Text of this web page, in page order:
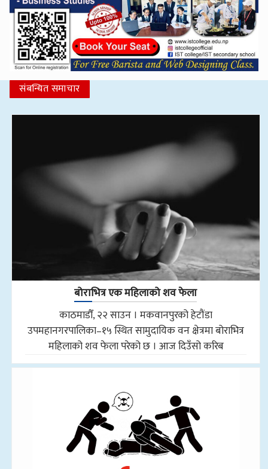
संबन्धित समाचार
बोराभित्र एक महिलाको शव फेला
काठमाडौँ, २२ साउन । मकवानपुरको हेटौंडा
उपमहानगरपालिका–१५ स्थित सामुदायिक वन क्षेत्रमा बोराभित्र
महिलाको शव फेला परेको छ । आज दिउँसो करिब